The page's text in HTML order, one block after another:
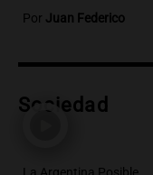
Audio.
explosión
Episodios
Por Juan Federico
Sociedad